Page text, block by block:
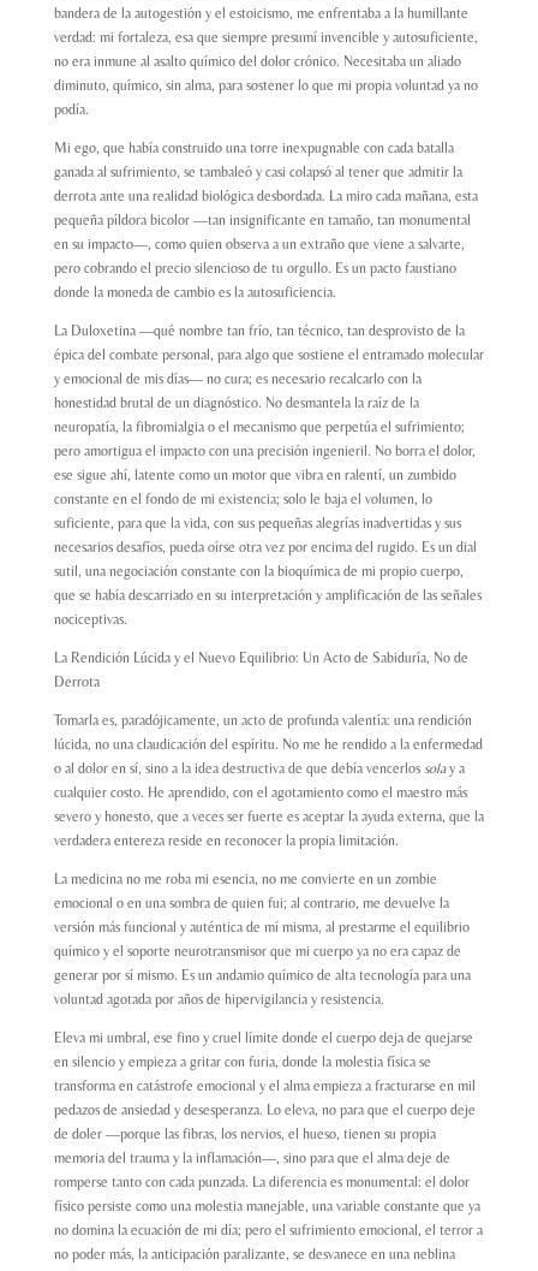
bandera de la autogestión y el estoicismo, me enfrentaba a la humillante
verdad: mi fortaleza, esa que siempre presumí invencible y autosuficiente,
no era inmune al asalto químico del dolor crónico. Necesitaba un aliado
diminuto, químico, sin alma, para sostener lo que mi propia voluntad ya no
podía.
Mi ego, que había construido una torre inexpugnable con cada batalla
ganada al sufrimiento, se tambaleó y casi colapsó al tener que admitir la
derrota ante una realidad biológica desbordada. La miro cada mañana, esta
pequeña píldora bicolor —tan insignificante en tamaño, tan monumental
en su impacto—, como quien observa a un extraño que viene a salvarte,
pero cobrando el precio silencioso de tu orgullo. Es un pacto faustiano
donde la moneda de cambio es la autosuficiencia.
La Duloxetina —qué nombre tan frío, tan técnico, tan desprovisto de la
épica del combate personal, para algo que sostiene el entramado molecular
y emocional de mis días— no cura; es necesario recalcarlo con la
honestidad brutal de un diagnóstico. No desmantela la raíz de la
neuropatía, la fibromialgia o el mecanismo que perpetúa el sufrimiento;
pero amortigua el impacto con una precisión ingenieril. No borra el dolor,
ese sigue ahí, latente como un motor que vibra en ralentí, un zumbido
constante en el fondo de mi existencia; solo le baja el volumen, lo
suficiente, para que la vida, con sus pequeñas alegrías inadvertidas y sus
necesarios desafíos, pueda oírse otra vez por encima del rugido. Es un dial
sutil, una negociación constante con la bioquímica de mi propio cuerpo,
que se había descarriado en su interpretación y amplificación de las señales
nociceptivas.
La Rendición Lúcida y el Nuevo Equilibrio: Un Acto de Sabiduría, No de
Derrota
Tomarla es, paradójicamente, un acto de profunda valentía: una rendición
lúcida, no una claudicación del espíritu. No me he rendido a la enfermedad
o al dolor en sí, sino a la idea destructiva de que debía vencerlos solay a
cualquier costo. He aprendido, con el agotamiento como el maestro más
severo y honesto, que a veces ser fuerte es aceptar la ayuda externa, que la
verdadera entereza reside en reconocer la propia limitación.
La medicina no me roba mi esencia, no me convierte en un zombie
emocional o en una sombra de quien fui; al contrario, me devuelve la
versión más funcional y auténtica de mí misma, al prestarme el equilibrio
químico y el soporte neurotransmisor que mi cuerpo ya no era capaz de
generar por sí mismo. Es un andamio químico de alta tecnología para una
voluntad agotada por años de hipervigilancia y resistencia.
Eleva mi umbral, ese fino y cruel límite donde el cuerpo deja de quejarse
en silencio y empieza a gritar con furia, donde la molestia física se
transforma en catástrofe emocional y el alma empieza a fracturarse en mil
pedazos de ansiedad y desesperanza. Lo eleva, no para que el cuerpo deje
de doler —porque las fibras, los nervios, el hueso, tienen su propia
memoria del trauma y la inflamación—, sino para que el alma deje de
romperse tanto con cada punzada. La diferencia es monumental: el dolor
físico persiste como una molestia manejable, una variable constante que ya
no domina la ecuación de mi día; pero el sufrimiento emocional, el terror a
no poder más, la anticipación paralizante, se desvanece en una neblina